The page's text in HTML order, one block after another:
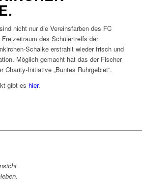
nicht nur die Vereinsfarben des FC
des Schülertreffs der
Schalke erstrahlt wieder frisch und
Möglich gemacht hat das der Fischer
Charity-Initiative „Buntes Ruhrgebiet“.
gibt es hier.